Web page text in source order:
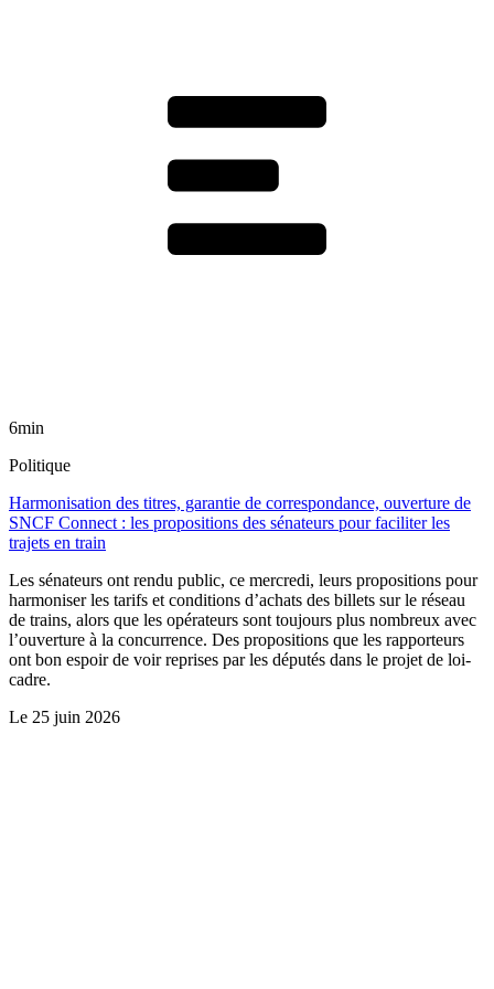
6min
Politique
Harmonisation des titres, garantie de correspondance, ouverture de
SNCF Connect : les propositions des sénateurs pour faciliter les
trajets en train
Les sénateurs ont rendu public, ce mercredi, leurs propositions pour
harmoniser les tarifs et conditions d’achats des billets sur le réseau
de trains, alors que les opérateurs sont toujours plus nombreux avec
l’ouverture à la concurrence. Des propositions que les rapporteurs
ont bon espoir de voir reprises par les députés dans le projet de loi-
cadre.
Le 25 juin 2026